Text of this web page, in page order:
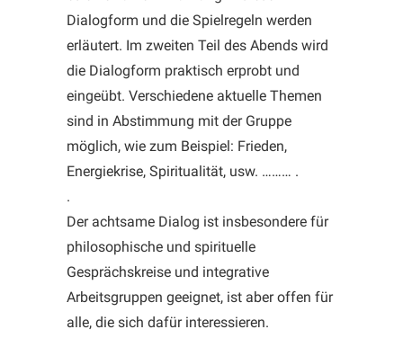
Dialogform und die Spielregeln werden
erläutert. Im zweiten Teil des Abends wird
die Dialogform praktisch erprobt und
eingeübt. Verschiedene aktuelle Themen
sind in Abstimmung mit der Gruppe
möglich, wie zum Beispiel: Frieden,
Energiekrise, Spiritualität, usw. ……… .
.
Der achtsame Dialog ist insbesondere für
philosophische und spirituelle
Gesprächskreise und integrative
Arbeitsgruppen geeignet, ist aber offen für
alle, die sich dafür interessieren.